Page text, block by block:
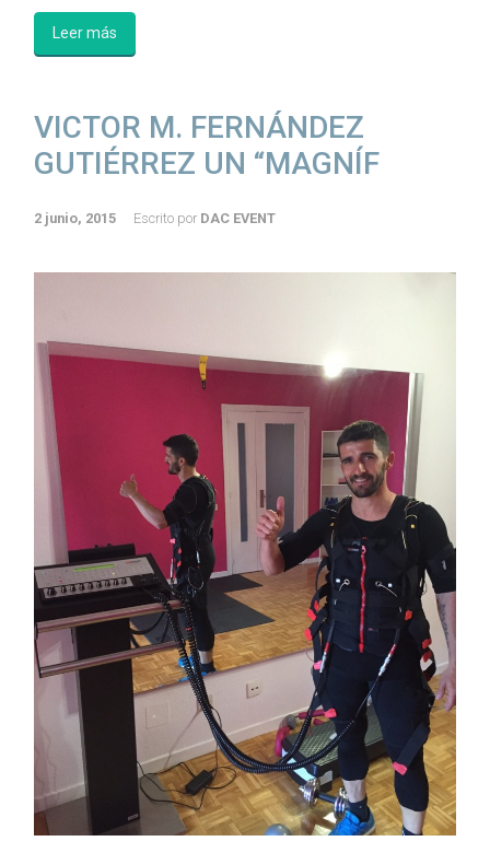
Leer más
VICTOR M. FERNÁNDEZ
GUTIÉRREZ UN “MAGNÍF
2 junio, 2015 Escrito por DAC EVENT